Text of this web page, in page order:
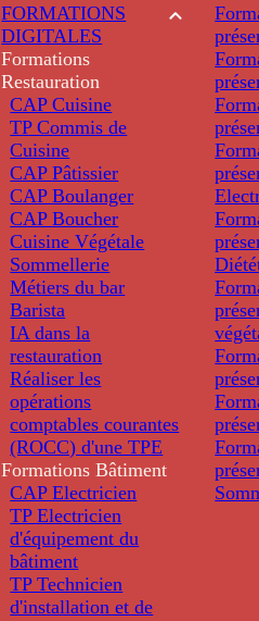
FORMATIONS
DIGITALES
Formations
Restauration
CAP Cuisine
TP Commis de
Cuisine
CAP Pâtissier
CAP Boulanger
CAP Boucher
Cuisine Végétale
Sommellerie
Métiers du bar
Barista
IA dans la
restauration
Réaliser les
opérations
comptables courantes
(ROCC) d'une TPE
Formations Bâtiment
CAP Electricien
TP Electricien
d'équipement du
bâtiment
TP Technicien
d'installation et de